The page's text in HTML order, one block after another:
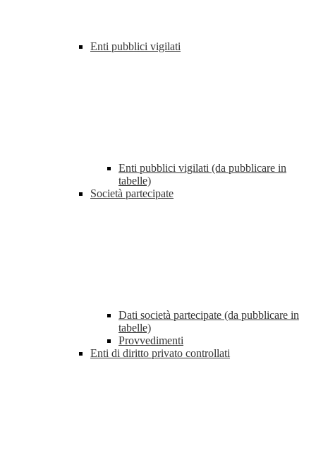
Enti pubblici vigilati
Enti pubblici vigilati (da pubblicare in
tabelle)
Società partecipate
Dati società partecipate (da pubblicare in
tabelle)
Provvedimenti
Enti di diritto privato controllati